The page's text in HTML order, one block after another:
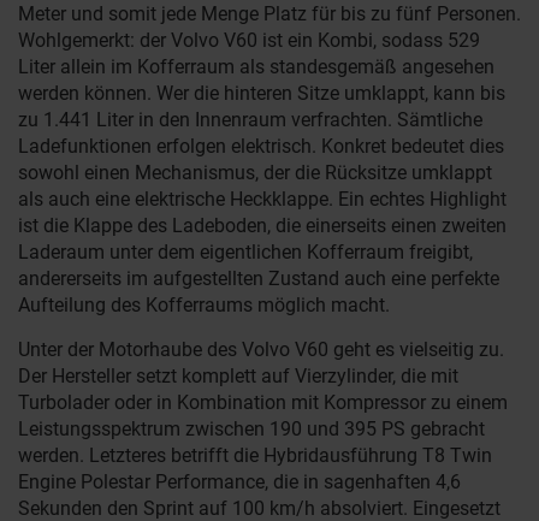
Meter und somit jede Menge Platz für bis zu fünf Personen.
Wohlgemerkt: der Volvo V60 ist ein Kombi, sodass 529
Liter allein im Kofferraum als standesgemäß angesehen
werden können. Wer die hinteren Sitze umklappt, kann bis
zu 1.441 Liter in den Innenraum verfrachten. Sämtliche
Ladefunktionen erfolgen elektrisch. Konkret bedeutet dies
sowohl einen Mechanismus, der die Rücksitze umklappt
als auch eine elektrische Heckklappe. Ein echtes Highlight
ist die Klappe des Ladeboden, die einerseits einen zweiten
Laderaum unter dem eigentlichen Kofferraum freigibt,
andererseits im aufgestellten Zustand auch eine perfekte
Aufteilung des Kofferraums möglich macht.
Unter der Motorhaube des Volvo V60 geht es vielseitig zu.
Der Hersteller setzt komplett auf Vierzylinder, die mit
Turbolader oder in Kombination mit Kompressor zu einem
Leistungsspektrum zwischen 190 und 395 PS gebracht
werden. Letzteres betrifft die Hybridausführung T8 Twin
Engine Polestar Performance, die in sagenhaften 4,6
Sekunden den Sprint auf 100 km/h absolviert. Eingesetzt